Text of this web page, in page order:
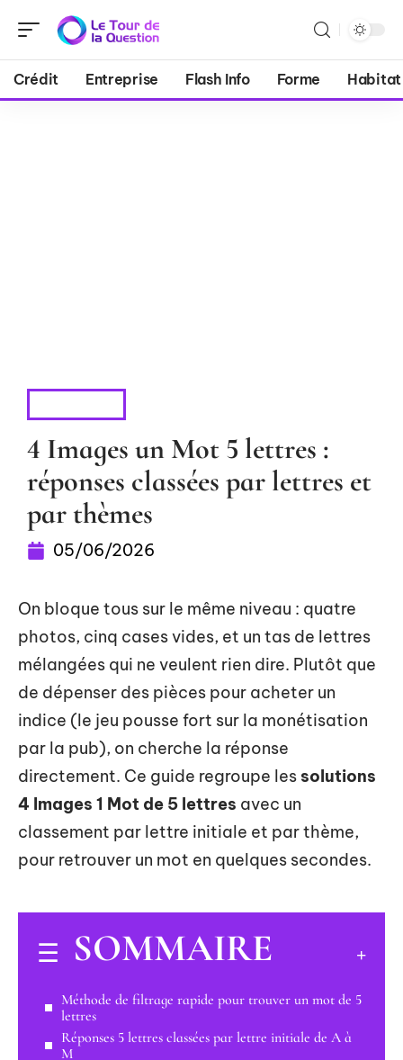
Crédit Entreprise Flash Info Forme Habitat
4 Images un Mot 5 lettres :
réponses classées par lettres et
par thèmes
05/06/2026
On bloque tous sur le même niveau : quatre
photos, cinq cases vides, et un tas de lettres
mélangées qui ne veulent rien dire. Plutôt que
de dépenser des pièces pour acheter un
indice (le jeu pousse fort sur la monétisation
par la pub), on cherche la réponse
directement. Ce guide regroupe les solutions
4 Images 1 Mot de 5 lettres avec un
classement par lettre initiale et par thème,
pour retrouver un mot en quelques secondes.
SOMMAIRE
Méthode de filtrage rapide pour trouver un mot de 5
lettres
Réponses 5 lettres classées par lettre initiale de A à
M